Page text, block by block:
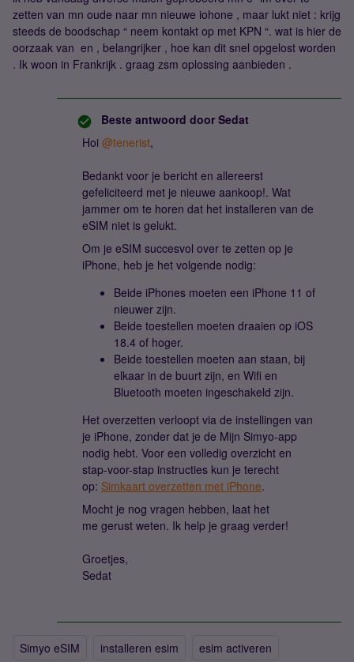
zetten van mn oude naar mn nieuwe iohone , maar lukt niet : krijg
steeds de boodschap “ neem kontakt op met KPN “. wat is hier de
oorzaak van en , belangrijker , hoe kan dit snel opgelost worden
. Ik woon in Frankrijk . graag zsm oplossing aanbieden .
Beste antwoord door Sedat
Hoi ​ @tenerist,
Bedankt voor je bericht en allereerst
gefeliciteerd met je nieuwe aankoop!. Wat
jammer om te horen dat het installeren van de
eSIM niet is gelukt.
Om je eSIM succesvol over te zetten op je
iPhone, heb je het volgende nodig:
Beide iPhones moeten een iPhone 11 of
nieuwer zijn.
Beide toestellen moeten draaien op iOS
18.4 of hoger.
Beide toestellen moeten aan staan, bij
elkaar in de buurt zijn, en Wifi en
Bluetooth moeten ingeschakeld zijn.
Het overzetten verloopt via de instellingen van
je iPhone, zonder dat je de Mijn Simyo-app
nodig hebt. Voor een volledig overzicht en
stap-voor-stap instructies kun je terecht
op: Simkaart overzetten met iPhone.
Mocht je nog vragen hebben, laat het
me gerust weten. Ik help je graag verder!
Groetjes,
Sedat
Simyo eSIM installeren esim esim activeren